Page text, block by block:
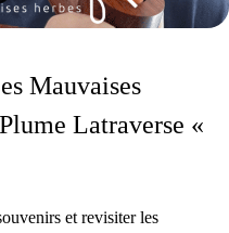
Mauvaises
Latraverse «
et revisiter les